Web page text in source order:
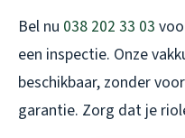
Bel nu 038 202 33 03
een inspectie. Onze
beschikbaar, zonder
garantie. Zorg dat je